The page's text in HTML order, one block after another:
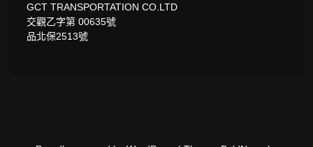
GCT TRANSPORTATION CO.LTD
交觀乙字第 00635號
品北保2513號